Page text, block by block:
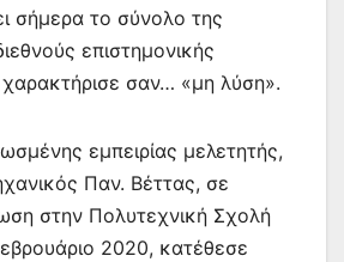
σήμερα το σύνολο της
επιστημονικής
χαρακτήρισε σαν… «μη λύση».
εμπειρίας μελετητής,
Παν. Βέττας, σε
στην Πολυτεχνική Σχολή
2020, κατέθεσε